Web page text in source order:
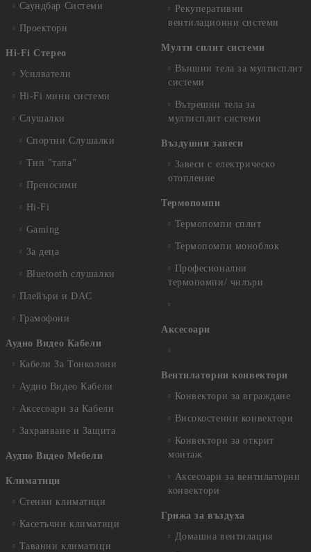
Саундбар Системи
Проектори
Hi-Fi Стерео
Усилватели
Hi-Fi мини системи
Слушалки
Спортни Слушалки
Тип "тапа"
Преносими
Hi-Fi
Gaming
За деца
Bluetooth слушалки
Плейъри и DAC
Грамофони
Аудио Видео Кабели
Кабели За Тонколони
Аудио Видео Кабели
Аксесоари за Кабели
Захранване и Защита
Аудио Видео Мебели
Климатици
Стенни климатици
Касетъчни климатици
Таванни климатици
Рекуперативни
вентилационни системи
Мулти сплит системи
Външни тела за мултисплит
системи
Вътрешни тела за
мултисплит системи
Въздушни завеси
Завеси с електрическо
отопление
Термопомпи
Термопомпи сплит
Термопомпи моноблок
Професионални
термопомпи/ чилъри
Аксесоари
Вентилаторни конвектори
Конвектори за вграждане
Високостенни конвектори
Конвектори за открит
монтаж
Аксесоари за вентилаторни
конвектори
Грижа за въздуха
Домашна вентилация